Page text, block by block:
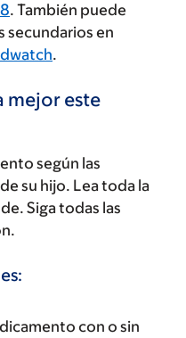
. También puede
secundarios en
.
mejor este
según las
su hijo. Lea toda la
Siga todas las
con o sin